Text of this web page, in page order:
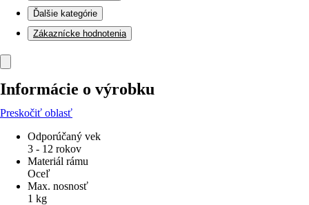
Ďalšie kategórie
Zákaznícke hodnotenia
Informácie o výrobku
Preskočiť oblasť
Odporúčaný vek
3 - 12 rokov
Materiál rámu
Oceľ
Max. nosnosť
1 kg